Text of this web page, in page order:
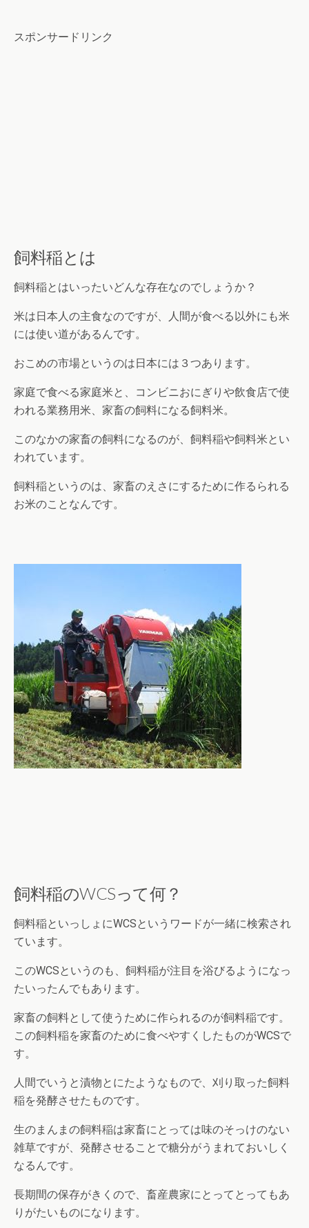
スポンサードリンク
飼料稲とは
飼料稲とはいったいどんな存在なのでしょうか？
米は日本人の主食なのですが、人間が食べる以外にも米
には使い道があるんです。
おこめの市場というのは日本には３つあります。
家庭で食べる家庭米と、コンビニおにぎりや飲食店で使
われる業務用米、家畜の飼料になる飼料米。
このなかの家畜の飼料になるのが、飼料稲や飼料米とい
われています。
飼料稲というのは、家畜のえさにするために作るられる
お米のことなんです。
飼料稲のWCSって何？
飼料稲といっしょにWCSというワードが一緒に検索され
ています。
このWCSというのも、飼料稲が注目を浴びるようになっ
たいったんでもあります。
家畜の飼料として使うために作られるのが飼料稲です。
この飼料稲を家畜のために食べやすくしたものがWCSで
す。
人間でいうと漬物とにたようなもので、刈り取った飼料
稲を発酵させたものです。
生のまんまの飼料稲は家畜にとっては味のそっけのない
雑草ですが、発酵させることで糖分がうまれておいしく
なるんです。
長期間の保存がきくので、畜産農家にとってとってもあ
りがたいものになります。